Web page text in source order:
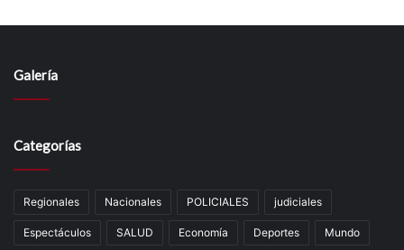
Galería
Categorías
Regionales Nacionales POLICIALES judiciales
Espectáculos SALUD Economía Deportes Mundo